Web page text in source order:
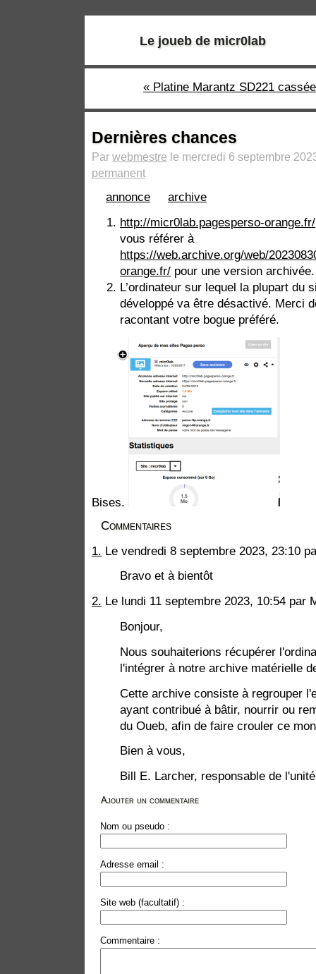
Le joueb de micr0lab
« Platine Marantz SD221
Dernières chances
Par webmestre le mercredi 6 septembre
permanent
annonce
archive
http://micr0lab.pagesperso-orange.fr/
vous référer à
https://web.archive.org/web/
orange.fr/ pour une version archivée.
L’ordinateur sur lequel la plupart du
développé va être désactivé. Merci
racontant votre bogue préféré.
Bises.
Commentaires
1. Le vendredi 8 septembre 2023, 23:10
Bravo et à bientôt
2. Le lundi 11 septembre 2023, 10:54 par
Bonjour,
Nous souhaiterions récupérer
l'intégrer à notre archive matérielle
Cette archive consiste à regrouper
ayant contribué à bâtir, nourrir ou
du Oueb, afin de faire crouler ce
Bien à vous,
Bill E. Larcher, responsable de
Ajouter un commentaire
Nom ou pseudo :
Adresse email :
Site web (facultatif) :
Commentaire :